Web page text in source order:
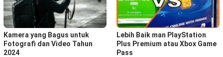
Kamera yang Bagus untuk
Fotografi dan Video Tahun
2024
Lebih Baik man PlayStation
Plus Premium atau Xbox Game
Pass